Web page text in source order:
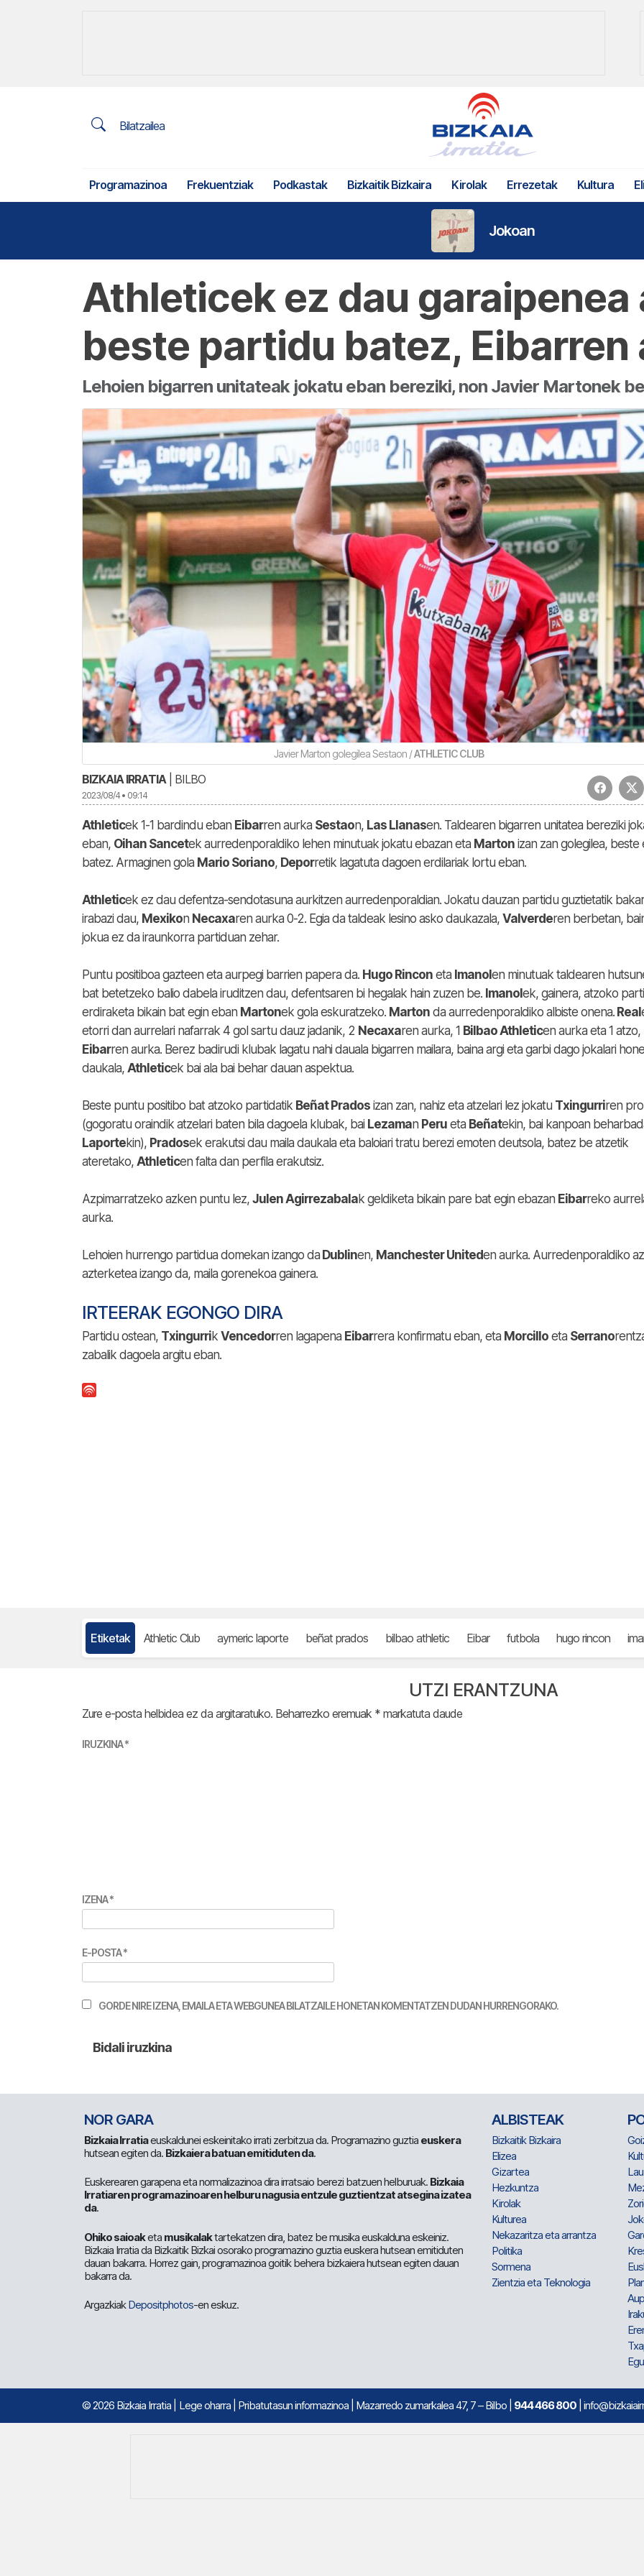
Bilatzailea
Programazinoa Frekuentziak Podkastak Bizkaitik Bizkaira Kirolak Errezetak Kultura
Jokoan
Athleticek ez dau garaipenea
beste partidu batez, Eibarren
Lehoien bigarren unitateak jokatu eban bereziki, non Javier Martonek
Javier Marton golegilea Sestaon /ATHLETIC CLUB
BIZKAIA IRRATIA| BILBO
2023/08/4 • 09:14
Athleticek 1-1 bardindu eban Eibarren aurka Sestaon, Las Llanasen. Taldearen bigarren unitatea bereziki
eban, Oihan Sancetek aurredenporaldiko lehen minutuak jokatu ebazan eta Marton izan zan golegilea, beste
batez. Armaginen gola Mario Soriano, Deporretik lagatuta dagoen erdilariak lortu eban.
Athleticek ez dau defentza-sendotasuna aurkitzen aurredenporaldian. Jokatu dauzan partidu guztietatik
irabazi dau, Mexikon Necaxaren aurka 0-2. Egia da taldeak lesino asko daukazala, Valverderen berbetan,
jokua ez da iraunkorra partiduan zehar.
Puntu positiboa gazteen eta aurpegi barrien papera da. Hugo Rincon eta Imanol en minutuak taldearen
bat betetzeko balio dabela iruditzen dau, defentsaren bi hegalak hain zuzen be. Imanol ek, gainera, atzoko
erdiraketa bikain bat egin eban Martonek gola eskuratzeko. Marton da aurredenporaldiko albiste onena. Real
etorri dan aurrelari nafarrak 4 gol sartu dauz jadanik, 2 Necaxaren aurka, 1 Bilbao Athleticen aurka eta 1 atzo,
Eibarren aurka. Berez badirudi klubak lagatu nahi dauala bigarren mailara, baina argi eta garbi dago jokalari
daukala, Athleticek bai ala bai behar dauan aspektua.
Beste puntu positibo bat atzoko partidatik Beñat Prados izan zan, nahiz eta atzelari lez jokatu Txingurriren
(gogoratu oraindik atzelari baten bila dagoela klubak, bai Lezaman Peru eta Beñatekin, bai kanpoan
Laportekin), Pradosek erakutsi dau maila daukala eta baloiari tratu berezi emoten deutsola, batez be atzetik
ateretako, Athleticen falta dan perfila erakutsiz.
Azpimarratzeko azken puntu lez, Julen Agirrezabalak geldiketa bikain pare bat egin ebazan Eibarreko
aurka.
Lehoien hurrengo partidua domekan izango da Dublinen, Manchester Uniteden aurka. Aurredenporaldiko
azterketea izango da, maila gorenekoa gainera.
IRTEERAK EGONGO DIRA
Partidu ostean, Txingurrik Vencedorren lagapena Eibarrera konfirmatu eban, eta Morcillo eta Serrano
zabalik dagoela argitu eban.
Etiketak Athletic Club aymeric laporte beñat prados bilbao athletic Eibar futbola hugo rincon
UTZI ERANTZUNA
Zure e-posta helbidea ez da argitaratuko. Beharrezko eremuak * markatuta daude
IRUZKINA*
IZENA*
E-POSTA*
GORDE NIRE IZENA, EMAILA ETA WEBGUNEA BILATZAILE HONETAN KOMENTATZEN DUDAN HURRENGORAKO.
NOR GARA
Bizkaia Irratiaeuskaldunei eskeinitako irrati zerbitzua da. Programazino guztia euskera
hutsean egiten da. Bizkaiera batuan emitiduten da.
Euskerearen garapena eta normalizazinoa dira irratsaio berezi batzuen helburuak. Bizkaia
Irratiaren programazinoaren helburu nagusia entzule guztientzat atsegina izatea
da.
Ohiko saioaketa musikalaktartekatzen dira, batez be musika euskalduna eskeiniz.
Bizkaia Irratia da Bizkaitik Bizkai osorako programazino guztia euskera hutsean emitiduten
dauan bakarra. Horrez gain, programazinoa goitik behera bizkaiera hutsean egiten dauan
bakarra da.
ArgazkiakDepositphotos-en eskuz.
ALBISTEAK
Bizkaitik Bizkaira
Elizea
Gizartea
Hezkuntza
Kirolak
Kulturea
Nekazaritza eta arrantza
Politika
Sormena
Zientzia eta Teknologia
© 2026 Bizkaia Irratia Lege oharra Pribatutasun informazinoa | Mazarredo zumarkalea 47, 7 – Bilbo | 944 466 800 |